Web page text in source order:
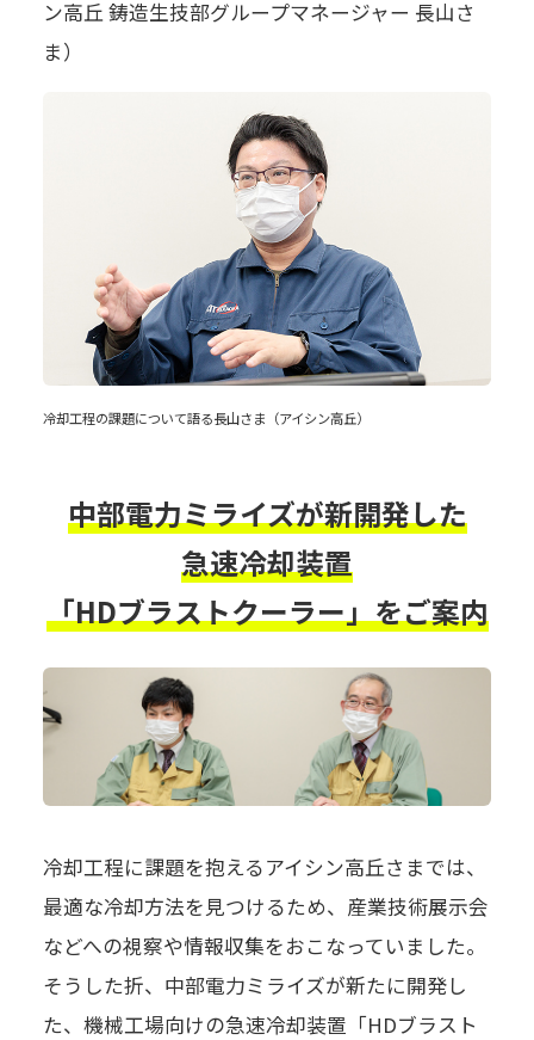
ン高丘 鋳造生技部グループマネージャー 長山さ
ま）
冷却工程の課題について語る長山さま（アイシン高丘）
中部電力ミライズが新開発した
急速冷却装置
「HDブラストクーラー」をご案内
冷却工程に課題を抱えるアイシン高丘さまでは、
最適な冷却方法を見つけるため、産業技術展示会
などへの視察や情報収集をおこなっていました。
そうした折、中部電力ミライズが新たに開発し
た、機械工場向けの急速冷却装置「HDブラスト